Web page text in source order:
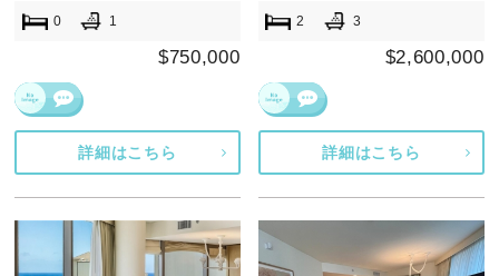
0 1
$750,000
詳細はこちら
2 3
$2,600,000
詳細はこちら